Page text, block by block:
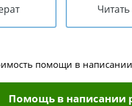
помощи в
Помощь в написании